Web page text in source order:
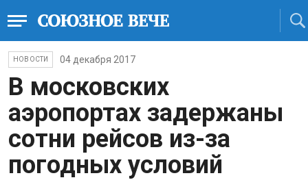
НОВОСТИ 04 декабря 2017
В московских
аэропортах задержаны
сотни рейсов из-за
погодных условий